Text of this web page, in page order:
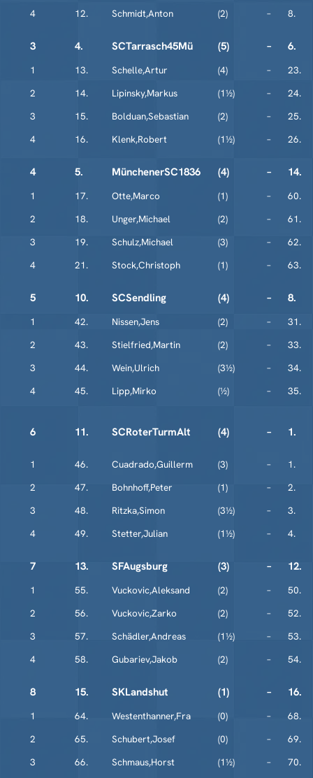
4
12. Schmidt,Anton (2) – 8.
3 4. SCTarrasch45Mü (5) – 6.
1 13. Schelle,Artur (4) –
23.
2
14. Lipinsky,Markus (1½) –
24.
3
15. Bolduan,Sebastian (2) –
25.
4
16. Klenk,Robert (1½) – 26.
4 5. MünchenerSC1836 (4) – 14.
1 17. Otte,Marco (1) –
60.
2
18. Unger,Michael (2) –
61.
3
19. Schulz,Michael (3) –
62.
4
21. Stock,Christoph (1) – 63.
5 10. SCSendling (4) – 8.
1 42. Nissen,Jens (2) –
31.
2
43. Stielfried,Martin (2) –
33.
3
44. Wein,Ulrich (3½) –
34.
4
45. Lipp,Mirko (½) – 35.
6 11. SCRoterTurmAlt (4) – 1.
1 46. Cuadrado,Guillerm (3) –
1.
2
47. Bohnhoff,Peter (1) –
2.
3
48. Ritzka,Simon (3½) –
3.
4
49. Stetter,Julian (1½) – 4.
7 13. SFAugsburg (3) – 12.
1 55. Vuckovic,Aleksand (2) –
50.
2
56. Vuckovic,Zarko (2) –
52.
3
57. Schädler,Andreas (1½) –
53.
4
58. Gubariev,Jakob (2) – 54.
8 15. SKLandshut (1) – 16.
1 64. Westenthanner,Fra (0) –
68.
2
65. Schubert,Josef (0) –
69.
3
66. Schmaus,Horst (1½) –
70.